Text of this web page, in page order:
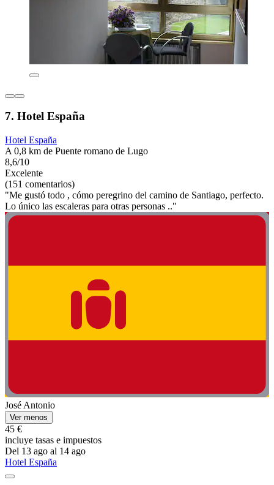
7. Hotel España
Hotel España
A 0,8 km de Puente romano de Lugo
8,6/10
Excelente
(151 comentarios)
"Me gustó todo , cómo peregrino del camino de Santiago, perfecto.
Lo único las escaleras para otras personas .."
José Antonio
Ver menos
45 €
incluye tasas e impuestos
Del 13 ago al 14 ago
Hotel España